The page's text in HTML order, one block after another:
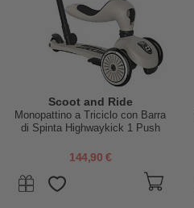
Scoot and Ride
Monopattino a Triciclo con Barra
di Spinta Highwaykick 1 Push
144,90 €